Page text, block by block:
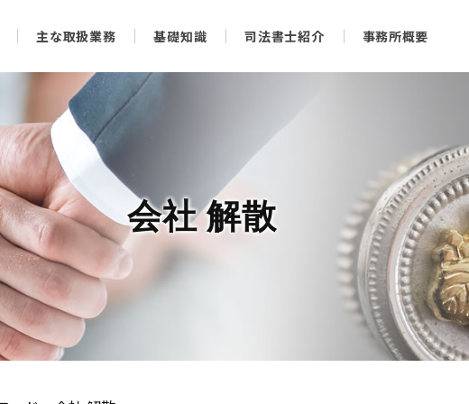
主な取扱業務 基礎知識 司法書士紹介 事務所概要
会社 解散